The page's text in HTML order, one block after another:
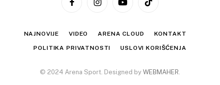
FacebookInstagramYouTubeTikTok
NAJNOVIJE VIDEO ARENA CLOUD KONTAKT
POLITIKA PRIVATNOSTI USLOVI KORIŠĆENJA
© 2024 Arena Sport. Designed by WEBMAHER